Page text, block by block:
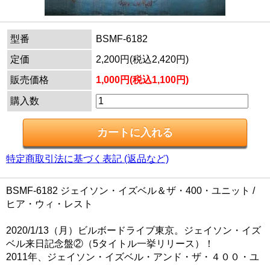
型番
BSMF-6182
定価
2,200円(税込2,420円)
販売価格
1,000円(税込1,100円)
購入数
特定商取引法に基づく表記 (返品など)
BSMF-6182 ジェイソン・イズベル＆ザ・400・ユニット /
ヒア・ウィ・レスト
2020/1/13（月）ビルボードライブ東京。ジェイソン・イズ
ベル来日記念盤②（5タイトル一挙リリース）！
2011年、ジェイソン・イズベル・アンド・ザ・４００・ユ